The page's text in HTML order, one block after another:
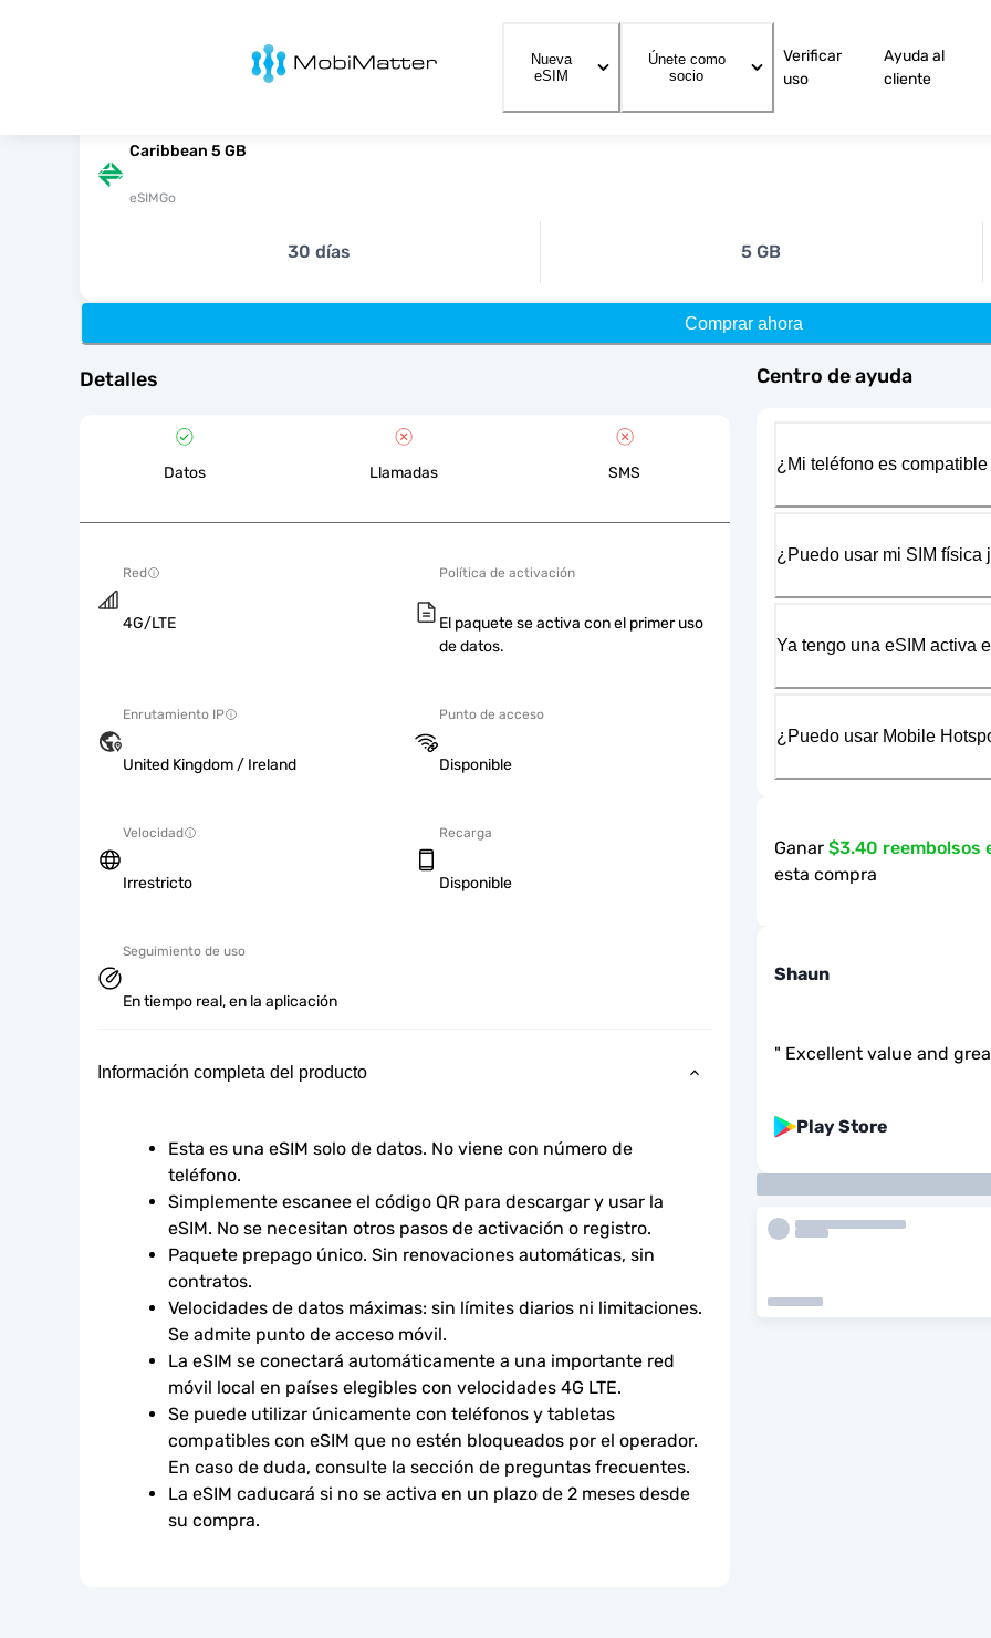
MobiMatter
Nueva
eSIM
Únete como
socio
Verificar
uso
Ayuda al
cliente
Caribbean 5 GB
eSIMGo
30 días 5 GB
Comprar ahora
Detalles
Datos Llamadas SMS
Red
4G/LTE
Política de activación
El paquete se activa con el primer uso
de datos.
Enrutamiento IP
United Kingdom / Ireland
Punto de acceso
Disponible
Velocidad
Irrestricto
Recarga
Disponible
Seguimiento de uso
En tiempo real, en la aplicación
Información completa del producto
Esta es una eSIM solo de datos. No viene con número de
teléfono.
Simplemente escanee el código QR para descargar y usar la
eSIM. No se necesitan otros pasos de activación o registro.
Paquete prepago único. Sin renovaciones automáticas, sin
contratos.
Velocidades de datos máximas: sin límites diarios ni limitaciones.
Se admite punto de acceso móvil.
La eSIM se conectará automáticamente a una importante red
móvil local en países elegibles con velocidades 4G LTE.
Se puede utilizar únicamente con teléfonos y tabletas
compatibles con eSIM que no estén bloqueados por el operador.
En caso de duda, consulte la sección de preguntas frecuentes.
La eSIM caducará si no se activa en un plazo de 2 meses desde
su compra.
Centro de ayuda
¿Mi teléfono es
¿Puedo usar mi SIM física
Ya tengo una eSIM activa
¿Puedo usar Mobile
Ganar $3.40 reembolsos
esta compra
Shaun
" Excellent value and
Play Store